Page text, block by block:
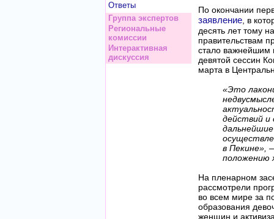
Ответы
Группа экспертов
Региональные
комиссии
Интерактивная
дискуссия
По окончании
заявление, в
десять лет тому
правительствам
стало важнейшим
девятой сессин
марта в
«Это
действий и
в Пекине»,
положению
На пленарном
рассмотрели
во всем мире за
образования
женщин и